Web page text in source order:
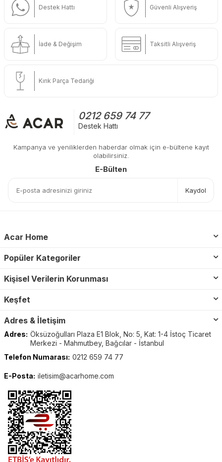
Destek Hattı Güvenli Alışveriş
İade & Değişim Taksitli Alışveriş
Kırık Parça Tedariği
0212 659 74 77
Destek Hattı
Kampanya ve yeniliklerden haberdar olmak için e-bültene kayıt
olabilirsiniz.
E-Bülten
Kaydol
Acar Home
Popüler Kategoriler
Kişisel Verilerin Korunması
Keşfet
Adres & İletişim
Adres: Öksüzoğulları Plaza E1 Blok, No: 5, Kat: 1-4 İstoç Ticaret
Merkezi - Mahmutbey, Bağcılar - İstanbul
Telefon Numarası: 0212 659 74 77
E-Posta: iletisim@acarhome.com